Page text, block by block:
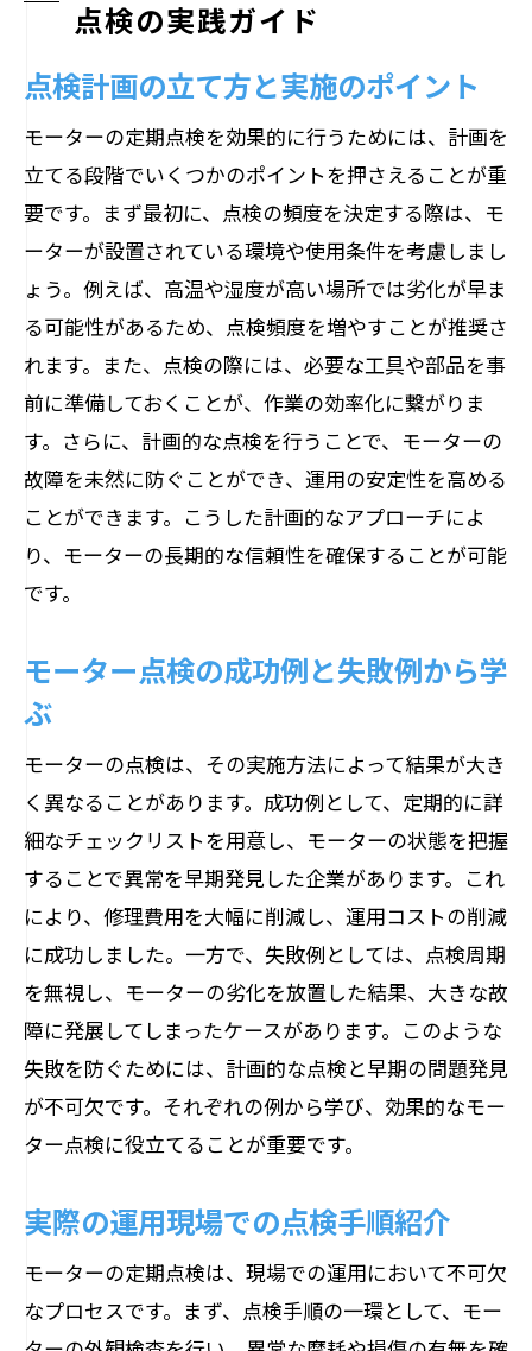
点検の実践ガイド
点検計画の立て方と実施のポイント
モーターの定期点検を効果的に行うためには、計画を
立てる段階でいくつかのポイントを押さえることが重
要です。まず最初に、点検の頻度を決定する際は、モ
ーターが設置されている環境や使用条件を考慮しまし
ょう。例えば、高温や湿度が高い場所では劣化が早ま
る可能性があるため、点検頻度を増やすことが推奨さ
れます。また、点検の際には、必要な工具や部品を事
前に準備しておくことが、作業の効率化に繋がりま
す。さらに、計画的な点検を行うことで、モーターの
故障を未然に防ぐことができ、運用の安定性を高める
ことができます。こうした計画的なアプローチによ
り、モーターの長期的な信頼性を確保することが可能
です。
モーター点検の成功例と失敗例から学
ぶ
モーターの点検は、その実施方法によって結果が大き
く異なることがあります。成功例として、定期的に詳
細なチェックリストを用意し、モーターの状態を把握
することで異常を早期発見した企業があります。これ
により、修理費用を大幅に削減し、運用コストの削減
に成功しました。一方で、失敗例としては、点検周期
を無視し、モーターの劣化を放置した結果、大きな故
障に発展してしまったケースがあります。このような
失敗を防ぐためには、計画的な点検と早期の問題発見
が不可欠です。それぞれの例から学び、効果的なモー
ター点検に役立てることが重要です。
実際の運用現場での点検手順紹介
モーターの定期点検は、現場での運用において不可欠
なプロセスです。まず、点検手順の一環として、モー